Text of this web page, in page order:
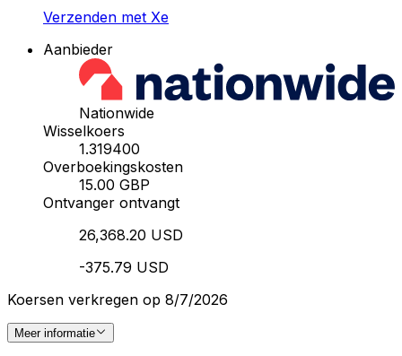
Verzenden met Xe
Aanbieder
Nationwide
Wisselkoers
1.319400
Overboekingskosten
15.00 GBP
Ontvanger ontvangt
26,368.20 USD
-375.79 USD
Koersen verkregen op 8/7/2026
Meer informatie